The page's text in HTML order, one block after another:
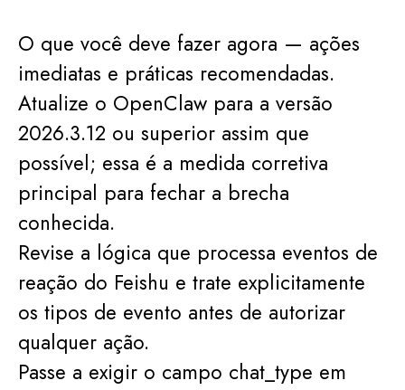
O que você deve fazer agora — ações
imediatas e práticas recomendadas.
Atualize o OpenClaw para a versão
2026.3.12 ou superior assim que
possível; essa é a medida corretiva
principal para fechar a brecha
conhecida.
Revise a lógica que processa eventos de
reação do Feishu e trate explicitamente
os tipos de evento antes de autorizar
qualquer ação.
Passe a exigir o campo chat_type em